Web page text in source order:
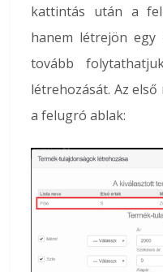
kattintás után a
hanem létrejön
tovább
létrehozását. Az
a felugró ablak: